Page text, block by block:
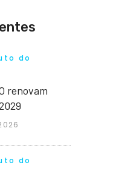
do
renovam
do